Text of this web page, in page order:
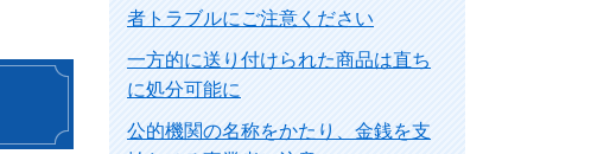
者トラブルにご注意ください
一方的に送り付けられた商品は直ち
に処分可能に
公的機関の名称をかたり、金銭を支